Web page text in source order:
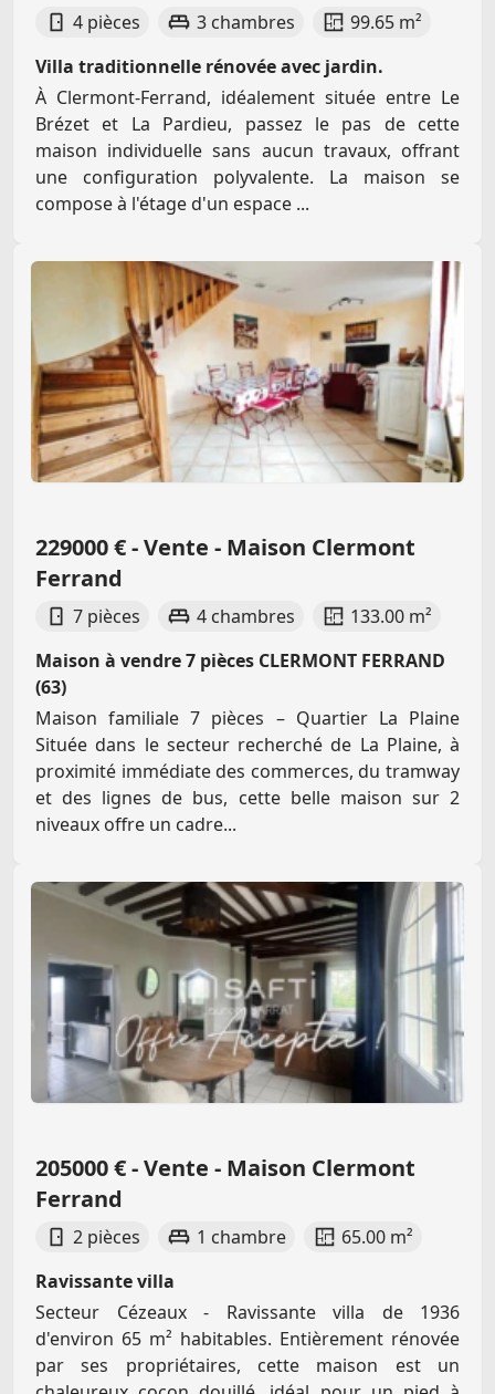
4 pièces 3 chambres
99.65 m²
Villa traditionnelle rénovée avec jardin.
À Clermont-Ferrand, idéalement située entre Le
Brézet et La Pardieu, passez le pas de cette
maison individuelle sans aucun travaux, offrant
une configuration polyvalente. La maison se
compose à l'étage d'un espace ...
229000 € - Vente - Maison Clermont
Ferrand
7 pièces 4 chambres
133.00 m²
Maison à vendre 7 pièces CLERMONT FERRAND
(63)
Maison familiale 7 pièces – Quartier La Plaine
Située dans le secteur recherché de La Plaine, à
proximité immédiate des commerces, du tramway
et des lignes de bus, cette belle maison sur 2
niveaux offre un cadre...
205000 € - Vente - Maison Clermont
Ferrand
2 pièces 1 chambre
65.00 m²
Ravissante villa
Secteur Cézeaux - Ravissante villa de 1936
d'environ 65 m² habitables. Entièrement rénovée
par ses propriétaires, cette maison est un